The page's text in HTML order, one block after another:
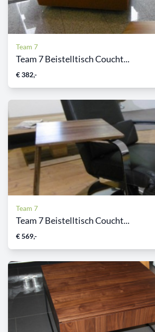
Team 7
Team 7 Beistelltisch Coucht...
€ 382,-
Team 7
Team 7 Beistelltisch Coucht...
€ 569,-